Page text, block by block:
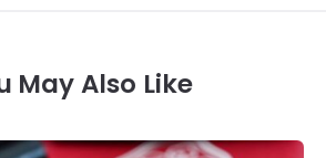
May Also Like